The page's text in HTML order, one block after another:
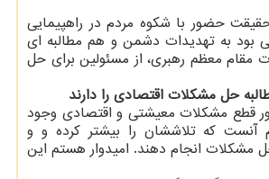
حضور با شکوه مردم در راهپیمایی
بود به تهدیدات دشمن و هم مطالبه ای
مقام معظم رهبری، از مسئولین برای حل
حل مشکلات اقتصادی را دارند
قطع مشکلات معیشتی و اقتصادی وجود
آنست که تلاششان را بیشتر کرده و و
مشکلات انجام دهند. امیدوار هستم این